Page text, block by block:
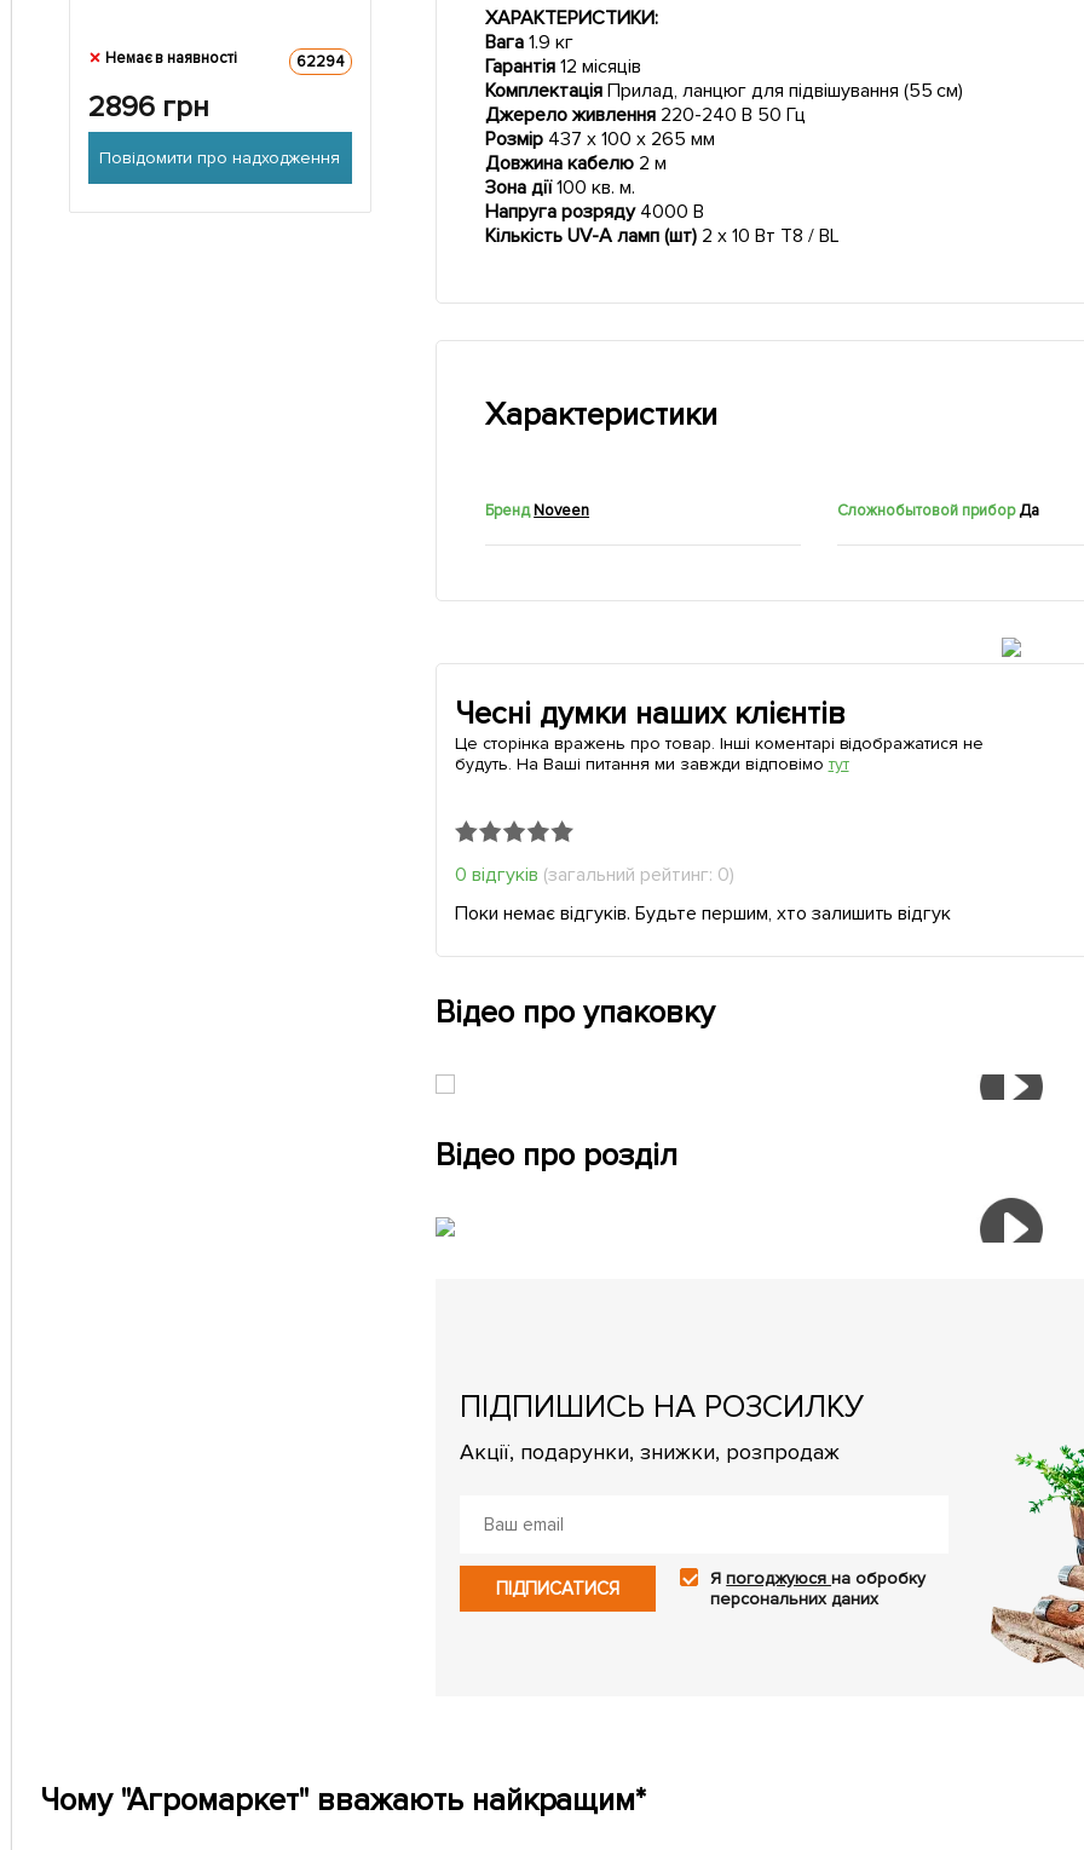
Немає в наявності 62294
2896грн
Повідомити про надходження
ХАРАКТЕРИСТИКИ:
Вага 1.9 кг
Гарантія 12 місяців
Комплектація Прилад, ланцюг для підвішування (55 см)
Джерело живлення 220-240 В 50 Гц
Розмір 437 х 100 х 265 мм
Довжина кабелю 2 м
Зона дії100 кв. м.
Напруга розряду4000 В
Кількість UV-A ламп (шт)2 x 10 Вт T8 / BL
Характеристики
Бренд Noveen Сложнобытовой приборДа
Чесні думки наших клієнтів
Це сторінка вражень про товар. Інші коментарі відображатися не
будуть. На Ваші питання ми завжди відповімо тут
0 відгуків (загальний рейтинг: 0)
Поки немає відгуків. Будьте першим, хто залишить відгук
Відео про упаковку
Відео про розділ
ПІДПИШИСЬ НА РОЗСИЛКУ
Акції, подарунки, знижки, розпродаж
ПІДПИСАТИСЯ Япогоджуюсяна обробку
персональних даних
Чому "Агромаркет" вважають найкращим*